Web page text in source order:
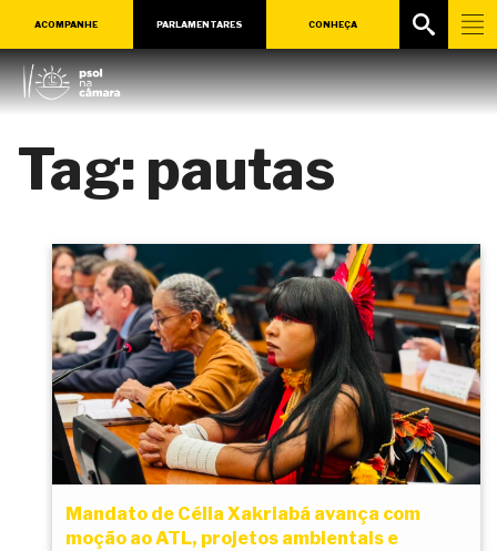
ACOMPANHE PARLAMENTARES CONHEÇA
Tag: pautas
Mandato de Célia Xakriabá avança com
moção ao ATL, projetos ambientais e